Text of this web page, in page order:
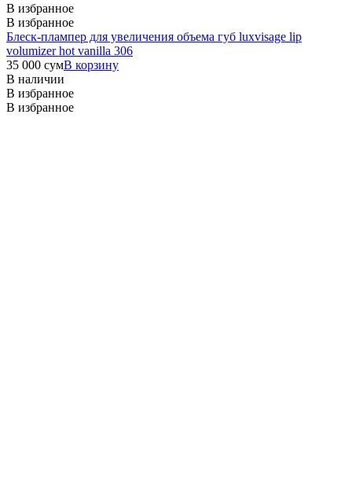
В избранное
В избранное
Блеск-плампер для увеличения объема губ luxvisage lip
volumizer hot vanilla 306
35 000 сумВ корзину
В наличии
В избранное
В избранное